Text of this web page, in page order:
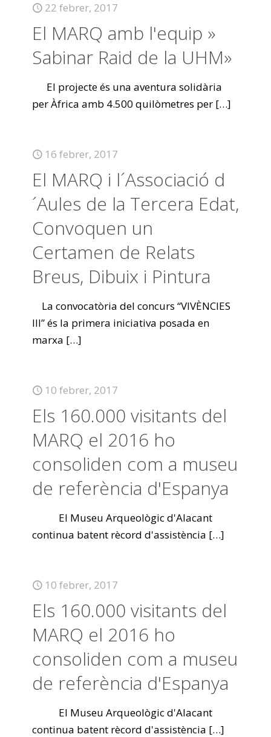
22 febrer, 2017
El MARQ amb l'equip »
Sabinar Raid de la UHM»
El projecte és una aventura solidària
per Àfrica amb 4.500 quilòmetres per […]
16 febrer, 2017
El MARQ i l´Associació d
´Aules de la Tercera Edat,
Convoquen un
Certamen de Relats
Breus, Dibuix i Pintura
La convocatòria del concurs “VIVÈNCIES
III” és la primera iniciativa posada en
marxa […]
10 febrer, 2017
Els 160.000 visitants del
MARQ el 2016 ho
consoliden com a museu
de referència d'Espanya
El Museu Arqueològic d'Alacant
continua batent rècord d'assistència […]
10 febrer, 2017
Els 160.000 visitants del
MARQ el 2016 ho
consoliden com a museu
de referència d'Espanya
El Museu Arqueològic d'Alacant
continua batent rècord d'assistència […]